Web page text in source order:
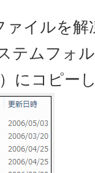
イルを解
テムフォ
にコピー